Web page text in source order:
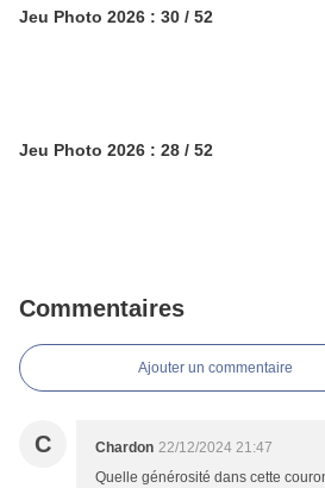
Jeu Photo 2026 : 30 / 52
Jeu Photo 2026 : 28 / 52
Commentaires
Ajouter un commentaire
C Chardon 22/12/2024 21:47
Quelle générosité dans cette